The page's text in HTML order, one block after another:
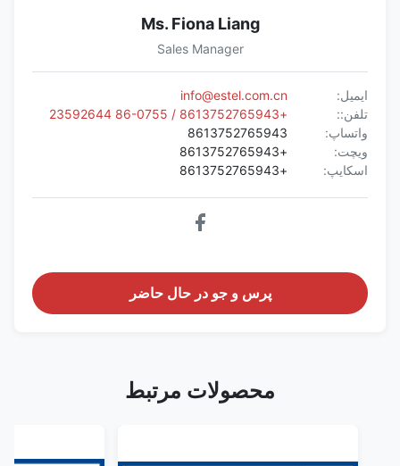
Ms. Fiona Liang
Sales Manager
ایمیل:
info@estel.com.cn
تلفن::
+8613752765943 / 86-0755 23592644
واتساپ:
8613752765943
ویچت:
+8613752765943
اسکایپ:
+8613752765943
پرس و جو در حال حاضر
محصولات مرتبط